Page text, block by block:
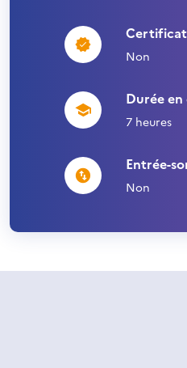
Non
Durée
7 heures
Entrée-
Non